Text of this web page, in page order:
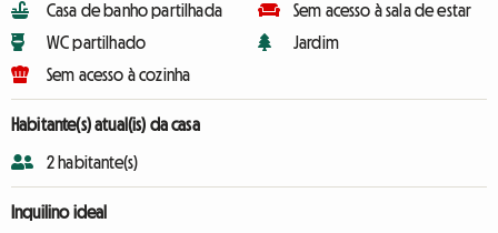
Casa de banho partilhada
WC partilhado
Sem acesso à cozinha
Sem acesso à sala de estar
Jardim
Habitante(s) atual(is) da casa
2 habitante(s)
Inquilino ideal